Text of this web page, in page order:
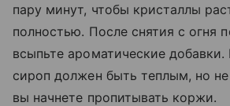
пару минут, чтобы кристаллы
полностью. После снятия с огня
всыпьте ароматические
сироп должен быть теплым, но не
вы начнете пропитывать коржи.